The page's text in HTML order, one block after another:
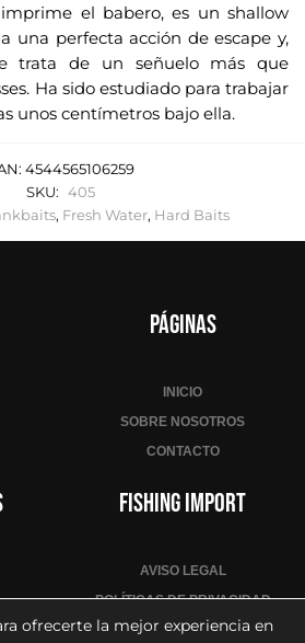
el babero, es un shallow
una perfecta acción de escape y,
trata de un señuelo más que
Ha sido estudiado para trabajar
unos centímetros bajo ella.
4544565106259
SKU: 405
, Fresh Water, Hard Baits
Páginas
INICIO
SOBRE NOSOTROS
CONTACTO
Fishing Import
AVISO LEGAL
POLÍTICAS DE PRIVACIDAD
POLÍTICA DE COOKIES
ofrecerte la mejor experiencia en